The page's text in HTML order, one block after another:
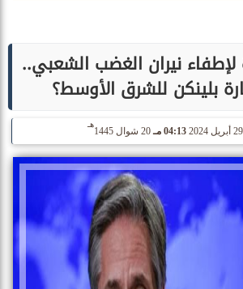
نيران الغضب الشعبي..
بلينكن للشرق الأوسط؟
29 أبريل 2024 04:13 مـ 20 شوال 1445
هـ